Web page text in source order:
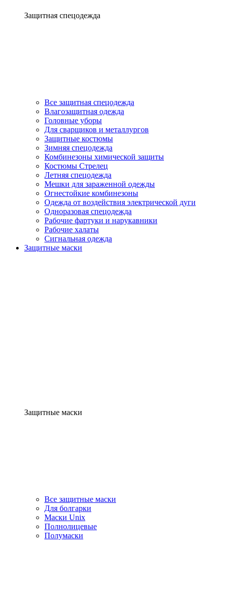
Защитная спецодежда
Все защитная спецодежда
Влагозащитная одежда
Головные уборы
Для сварщиков и металлургов
Защитные костюмы
Зимняя спецодежда
Комбинезоны химической защиты
Костюмы Стрелец
Летняя спецодежда
Мешки для зараженной одежды
Огнестойкие комбинезоны
Одежда от воздействия электрической дуги
Одноразовая спецодежда
Рабочие фартуки и нарукавники
Рабочие халаты
Сигнальная одежда
Защитные маски
Защитные маски
Все защитные маски
Для болгарки
Маски Unix
Полнолицевые
Полумаски